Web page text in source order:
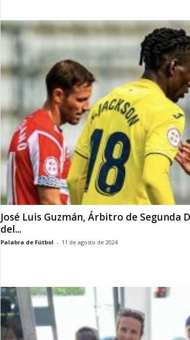
José Luis Guzmán, Árbitro de Segunda
del...
Palabra de Fútbol - 11 de agosto de 2024